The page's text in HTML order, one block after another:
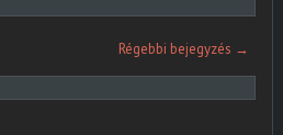
Régebbi bejegyzés →